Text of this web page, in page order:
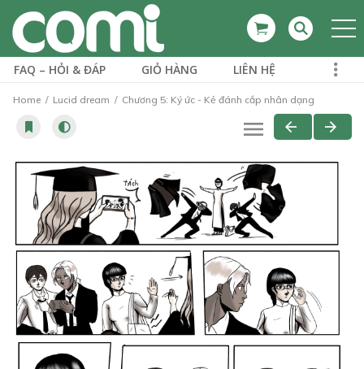
FAQ – HỎI & ĐÁP GIỎ HÀNG LIÊN HỆ
Home Lucid dream Chương 5: Ký ức - Kẻ đánh cắp nhân dạng